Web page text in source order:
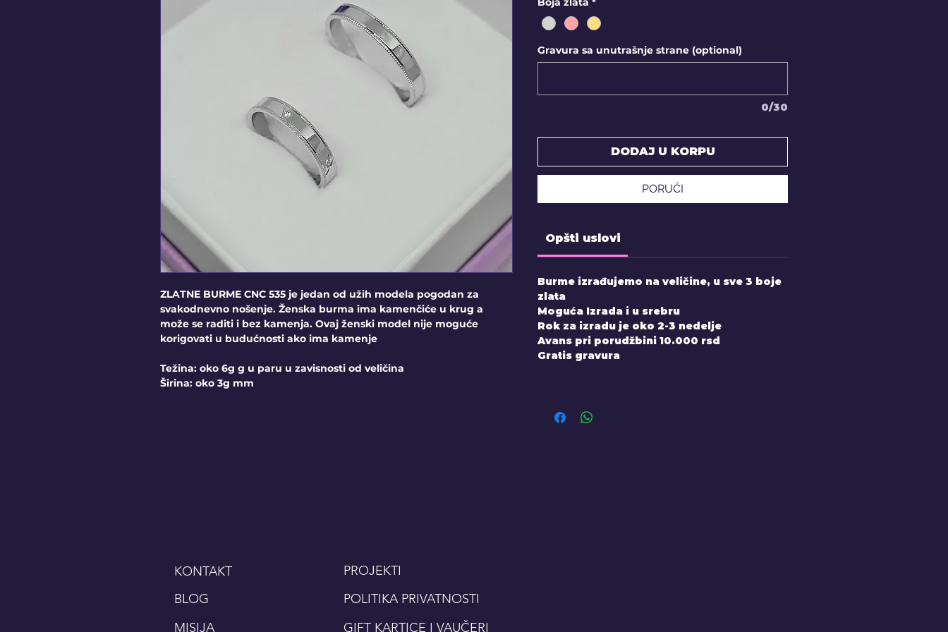
ZLATNE BURME CNC 535 je jedan od užih modela pogodan za
svakodnevno nošenje. Ženska burma ima kamenčiće u krug a
može se raditi i bez kamenja. Ovaj ženski model nije moguće
korigovati u budućnosti ako ima kamenje
Težina: oko 6g g u paru u zavisnosti od veličina
Širina: oko 3g mm
Gravura sa unutrašnje strane (optional)
0/30
DODAJ U KORPU
PORUČI
Opšti uslovi
Burme izrađujemo na veličine, u sve 3 boje
zlata
Moguća Izrada i u srebru
Rok za izradu je oko 2-3 nedelje
Avans pri porudžbini 10.000 rsd
Gratis gravura
KONTAKT
PROJEKTI
BLOG
POLITIKA PRIVATNOSTI
MISIJA
GIFT KARTICE I VAUČERI